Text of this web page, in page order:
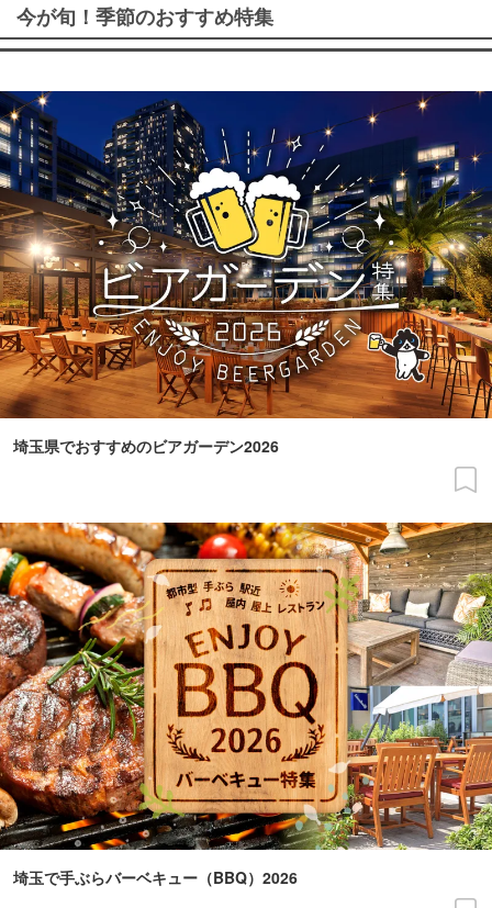
今が旬！季節のおすすめ特集
埼玉県でおすすめのビアガーデン2026
埼玉で手ぶらバーベキュー（BBQ）2026